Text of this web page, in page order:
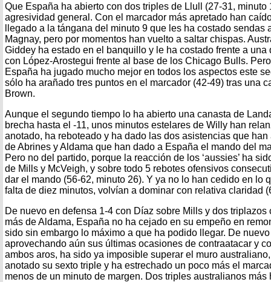
Que España ha abierto con dos triples de Llull (27-31, minuto
agresividad general. Con el marcador más apretado han
llegado a la tángana del minuto 9 que les ha costado sendas
Magnay, pero por momentos han vuelto a saltar chispas.
Giddey ha estado en el banquillo y le ha costado frente a
con López-Arostegui frente al base de los Chicago Bulls.
España ha jugado mucho mejor en todos los aspectos este
sólo ha arañado tres puntos en el marcador (42-49) tras una
Brown.
Aunque el segundo tiempo lo ha abierto una canasta de
brecha hasta el -11, unos minutos estelares de Willy han
anotado, ha reboteado y ha dado las dos asistencias que
de Abrines y Aldama que han dado a España el mando del
Pero no del partido, porque la reacción de los ‘aussies’ ha
de Mills y McVeigh, y sobre todo 5 rebotes ofensivos
dar el mando (56-62, minuto 26). Y ya no lo han cedido en lo
falta de diez minutos, volvían a dominar con relativa claridad
De nuevo en defensa 1-4 con Díaz sobre Mills y dos
más de Aldama, España no ha cejado en su empeño en
sido sin embargo lo máximo a que ha podido llegar. De
aprovechando aún sus últimas ocasiones de contraatacar y
ambos aros, ha sido ya imposible superar el muro
anotado su sexto triple y ha estrechado un poco más el
menos de un minuto de margen. Dos triples australianos más